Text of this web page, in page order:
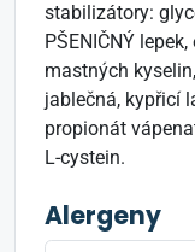
stabilizátory:
PŠENIČNÝ
mastných
jablečná, kypřicí
propionát
L-cystein.
Alergeny